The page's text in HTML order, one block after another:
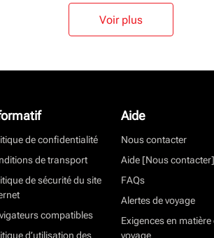
Voir plus
de confidentialité
de transport
de sécurité du site
compatibles
d’utilisation des
Aide
Nous contacter
Aide [Nous contacter]
FAQs
Alertes de voyage
Exigences en matière
voyage